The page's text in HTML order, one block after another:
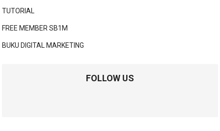
TUTORIAL
FREE MEMBER SB1M
BUKU DIGITAL MARKETING
FOLLOW US